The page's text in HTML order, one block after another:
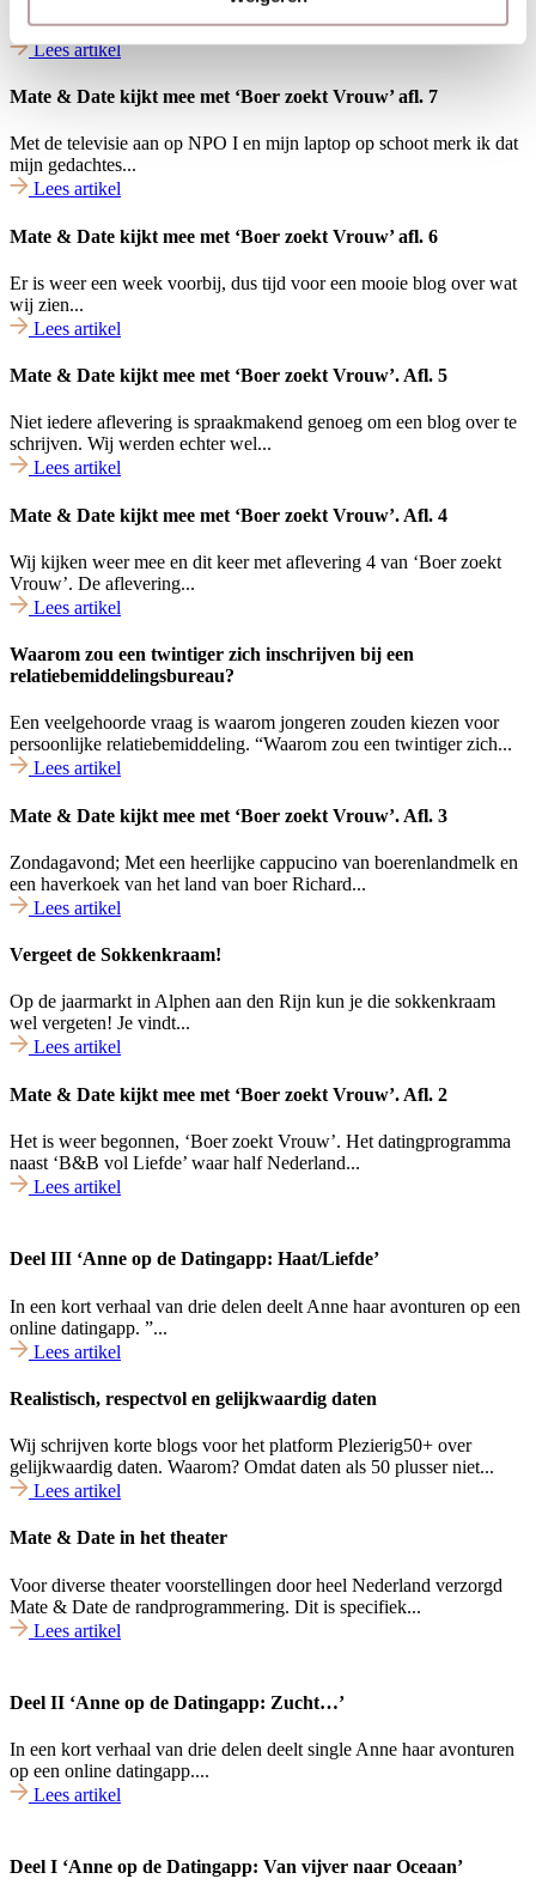
langverwachte eerste zoen gearriveerd, waar...
Lees artikel
Mate & Date kijkt mee met ‘Boer zoekt Vrouw’ afl. 7
Met de televisie aan op NPO I en mijn laptop op schoot merk ik dat
mijn gedachtes...
Lees artikel
Mate & Date kijkt mee met ‘Boer zoekt Vrouw’ afl. 6
Er is weer een week voorbij, dus tijd voor een mooie blog over wat
wij zien...
Lees artikel
Mate & Date kijkt mee met ‘Boer zoekt Vrouw’. Afl. 5
Niet iedere aflevering is spraakmakend genoeg om een blog over te
schrijven. Wij werden echter wel...
Lees artikel
Mate & Date kijkt mee met ‘Boer zoekt Vrouw’. Afl. 4
Wij kijken weer mee en dit keer met aflevering 4 van ‘Boer zoekt
Vrouw’. De aflevering...
Lees artikel
Waarom zou een twintiger zich inschrijven bij een
relatiebemiddelingsbureau?
Een veelgehoorde vraag is waarom jongeren zouden kiezen voor
persoonlijke relatiebemiddeling. “Waarom zou een twintiger zich...
Lees artikel
Mate & Date kijkt mee met ‘Boer zoekt Vrouw’. Afl. 3
Zondagavond; Met een heerlijke cappucino van boerenlandmelk en
een haverkoek van het land van boer Richard...
Lees artikel
Vergeet de Sokkenkraam!
Op de jaarmarkt in Alphen aan den Rijn kun je die sokkenkraam
wel vergeten! Je vindt...
Lees artikel
Mate & Date kijkt mee met ‘Boer zoekt Vrouw’. Afl. 2
Het is weer begonnen, ‘Boer zoekt Vrouw’. Het datingprogramma
naast ‘B&B vol Liefde’ waar half Nederland...
Lees artikel
Deel III ‘Anne op de Datingapp: Haat/Liefde’
In een kort verhaal van drie delen deelt Anne haar avonturen op een
online datingapp. ”...
Lees artikel
Realistisch, respectvol en gelijkwaardig daten
Wij schrijven korte blogs voor het platform Plezierig50+ over
gelijkwaardig daten. Waarom? Omdat daten als 50 plusser niet...
Lees artikel
Mate & Date in het theater
Voor diverse theater voorstellingen door heel Nederland verzorgd
Mate & Date de randprogrammering. Dit is specifiek...
Lees artikel
Deel II ‘Anne op de Datingapp: Zucht…’
In een kort verhaal van drie delen deelt single Anne haar avonturen
op een online datingapp....
Lees artikel
Deel I ‘Anne op de Datingapp: Van vijver naar Oceaan’